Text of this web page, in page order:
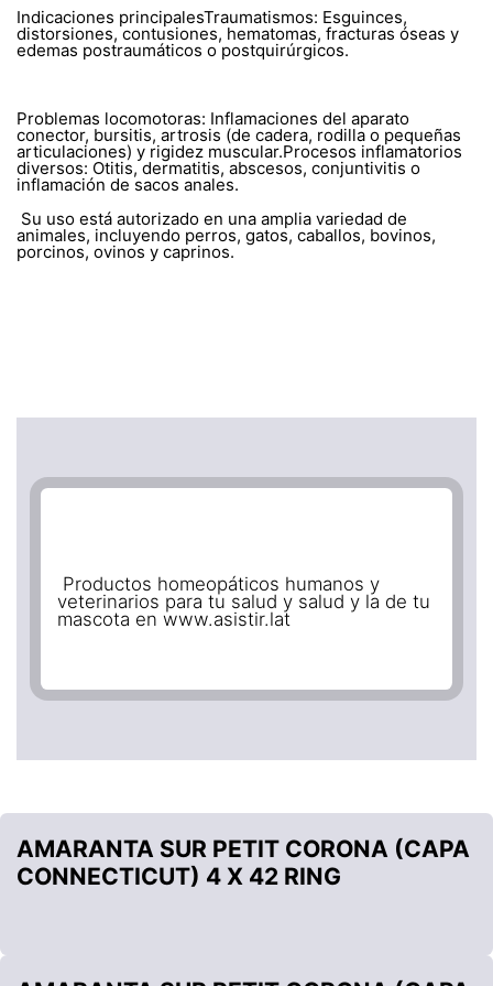
Indicaciones principalesTraumatismos: Esguinces,
distorsiones, contusiones, hematomas, fracturas óseas y
edemas postraumáticos o postquirúrgicos.
Problemas locomotoras: Inflamaciones del aparato
conector, bursitis, artrosis (de cadera, rodilla o pequeñas
articulaciones) y rigidez muscular.Procesos inflamatorios
diversos: Otitis, dermatitis, abscesos, conjuntivitis o
inflamación de sacos anales.
Su uso está autorizado en una amplia variedad de
animales, incluyendo perros, gatos, caballos, bovinos,
porcinos, ovinos y caprinos.
Productos homeopáticos humanos y
veterinarios para tu salud y salud y la de tu
mascota en www.asistir.lat
AMARANTA SUR PETIT CORONA (CAPA
CONNECTICUT) 4 X 42 RING